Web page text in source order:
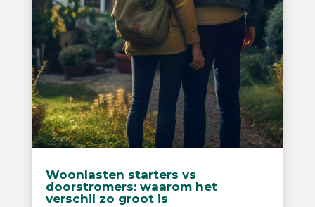
Woonlasten starters vs
doorstromers: waarom het
verschil zo groot is